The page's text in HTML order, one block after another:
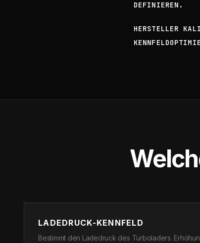
DEFINIEREN.
HERSTELLER
LADEDRUCK-KENNFELD
Bestimmt den Ladedruck des Turboladers.